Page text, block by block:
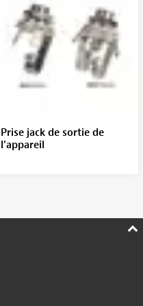
Prise jack de sortie de
l'appareil